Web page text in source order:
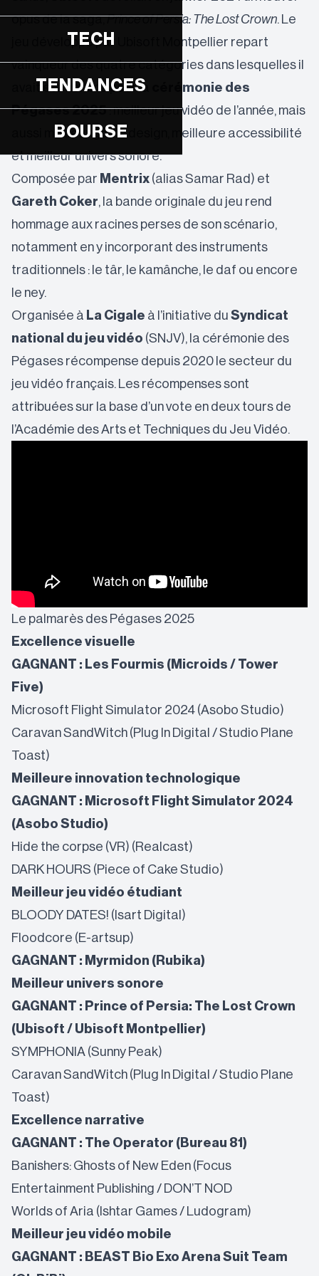
TECH
TENDANCES
BOURSE
opus de la saga,Prince of Persia: The Lost Crown. Le
jeu développé par Ubisoft Montpellier repart
vainqueur des quatre catégories dans lesquelles il
avait été nommé pour la
cérémonie des
Pégases 2025: meilleur jeu vidéo de l’année, mais
aussi meilleur game design, meilleure accessibilité
et meilleur univers sonore.
Composée par Mentrix (alias Samar Rad) et
Gareth Coker, la bande originale du jeu rend
hommage aux racines perses de son scénario,
notamment en y incorporant des instruments
traditionnels : le târ, le kamânche, le daf ou encore
le ney.
Organisée à La Cigale à l’initiative du Syndicat
national du jeu vidéo (SNJV), la cérémonie des
Pégases récompense depuis 2020 le secteur du
jeu vidéo français. Les récompenses sont
attribuées sur la base d’un vote en deux tours de
l’Académie des Arts et Techniques du Jeu Vidéo.
Le palmarès des Pégases 2025
Excellence visuelle
GAGNANT : Les Fourmis (Microids / Tower
Five)
Microsoft Flight Simulator 2024 (Asobo Studio)
Caravan SandWitch (Plug In Digital / Studio Plane
Toast)
Meilleure innovation technologique
GAGNANT : Microsoft Flight Simulator 2024
(Asobo Studio)
Hide the corpse (VR) (Realcast)
DARK HOURS (Piece of Cake Studio)
Meilleur jeu vidéo étudiant
BLOODY DATES! (Isart Digital)
Floodcore (E-artsup)
GAGNANT : Myrmidon (Rubika)
Meilleur univers sonore
GAGNANT : Prince of Persia: The Lost Crown
(Ubisoft / Ubisoft Montpellier)
SYMPHONIA (Sunny Peak)
Caravan SandWitch (Plug In Digital / Studio Plane
Toast)
Excellence narrative
GAGNANT : The Operator (Bureau 81)
Banishers: Ghosts of New Eden (Focus
Entertainment Publishing / DON’T NOD
Worlds of Aria (Ishtar Games / Ludogram)
Meilleur jeu vidéo mobile
GAGNANT : BEAST Bio Exo Arena Suit Team